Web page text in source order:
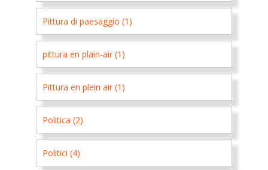
Pittura di paesaggio (1)
pittura en plain-air (1)
Pittura en plein air (1)
Politica (2)
Politici (4)